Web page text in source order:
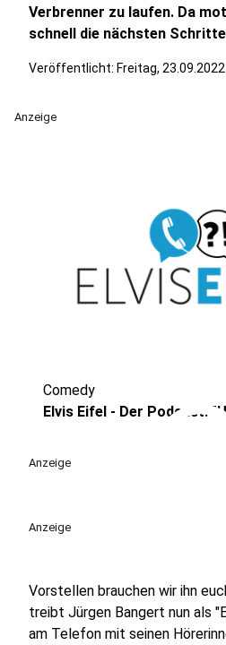
Verbrenner zu laufen. Da
schnell die nächsten
Veröffentlicht: Freitag,
Anzeige
Comedy
Elvis Eifel - Der Podcast:
Anzeige
Anzeige
Vorstellen brauchen wir ihn
treibt Jürgen Bangert nun als
am Telefon mit seinen